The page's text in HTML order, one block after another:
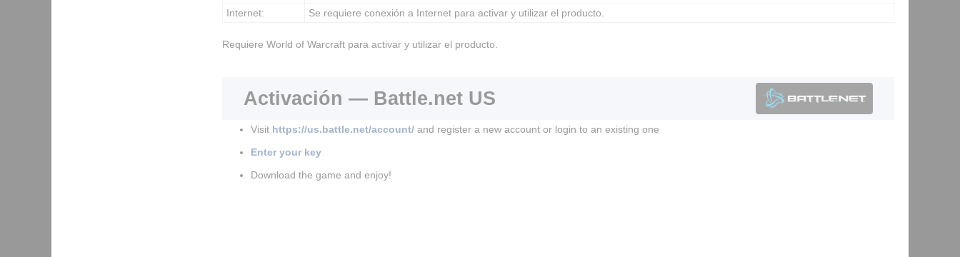
Internet:
Se requiere conexión a Internet para activar y utilizar el producto.
Requiere World of Warcraft para activar y utilizar el producto.
Activación — Battle.net US
Visit https://us.battle.net/account/and register a new account or login to an existing one
Enter your key
Download the game and enjoy!